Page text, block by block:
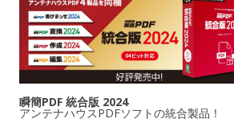
瞬簡PDF 統合版 2024
アンテナハウスPDFソフトの統合製品！